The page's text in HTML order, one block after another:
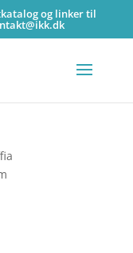
og linker til